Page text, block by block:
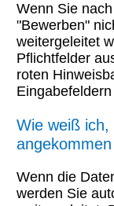
Wenn Sie
"Bewerben"
weitergeleitet
Pflichtfelder
roten
Wie weiß ich,
Wenn die
werden Sie